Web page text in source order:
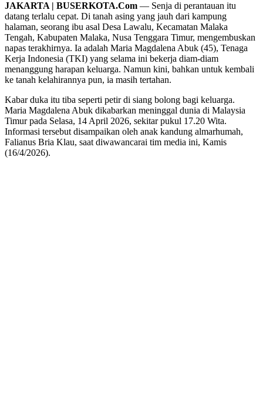
JAKARTA | BUSERKOTA.Com — Senja di perantauan itu
datang terlalu cepat. Di tanah asing yang jauh dari kampung
halaman, seorang ibu asal Desa Lawalu, Kecamatan Malaka
Tengah, Kabupaten Malaka, Nusa Tenggara Timur, mengembuskan
napas terakhirnya. Ia adalah Maria Magdalena Abuk (45), Tenaga
Kerja Indonesia (TKI) yang selama ini bekerja diam-diam
menanggung harapan keluarga. Namun kini, bahkan untuk kembali
ke tanah kelahirannya pun, ia masih tertahan.
Kabar duka itu tiba seperti petir di siang bolong bagi keluarga.
Maria Magdalena Abuk dikabarkan meninggal dunia di Malaysia
Timur pada Selasa, 14 April 2026, sekitar pukul 17.20 Wita.
Informasi tersebut disampaikan oleh anak kandung almarhumah,
Falianus Bria Klau, saat diwawancarai tim media ini, Kamis
(16/4/2026).